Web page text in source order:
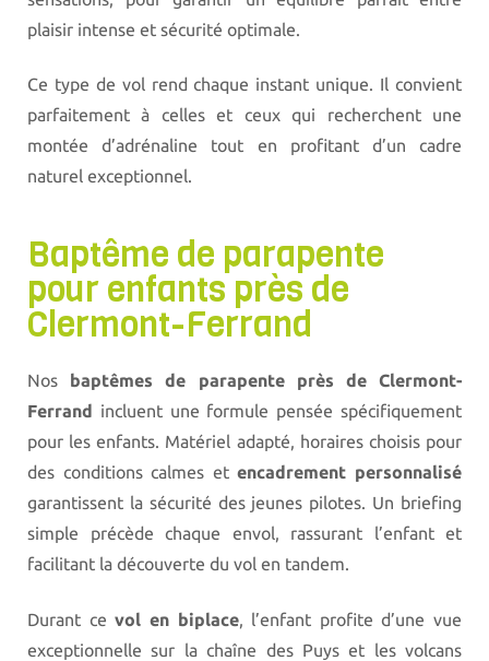
plaisir intense et sécurité optimale.
Ce type de vol rend chaque instant unique. Il convient
parfaitement à celles et ceux qui recherchent une
montée d’adrénaline tout en profitant d’un cadre
naturel exceptionnel.
Baptême de parapente
pour enfants près de
Clermont-Ferrand
Nos baptêmes de parapente près de Clermont-
Ferrand incluent une formule pensée spécifiquement
pour les enfants. Matériel adapté, horaires choisis pour
des conditions calmes etencadrement personnalisé
garantissent la sécurité des jeunes pilotes. Un briefing
simple précède chaque envol, rassurant l’enfant et
facilitant la découverte du vol en tandem.
Durant cevol en biplace, l’enfant profite d’une vue
exceptionnelle sur la chaîne des Puys et les volcans